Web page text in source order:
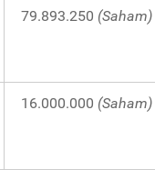
79.893.250 (Saham)
16.000.000 (Saham)